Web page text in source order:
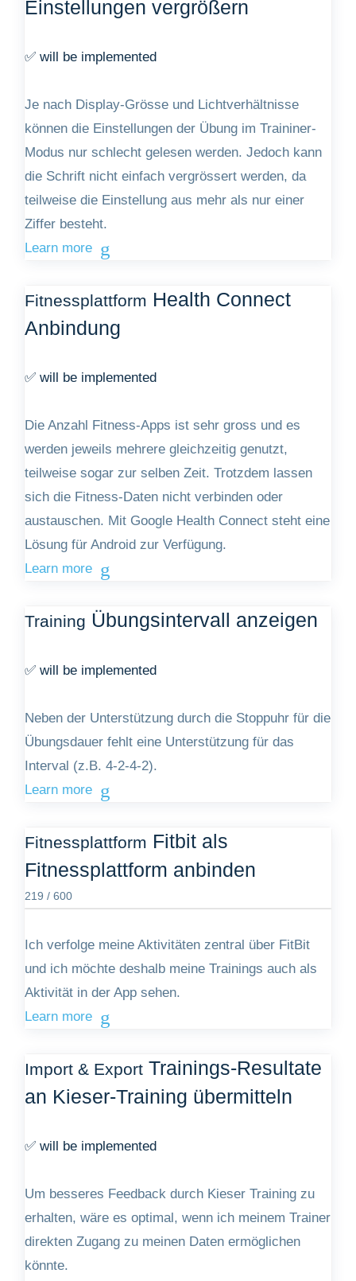
Einstellungen vergrößern
✅ will be implemented
Je nach Display-Grösse und Lichtverhältnisse
können die Einstellungen der Übung im Traininer-
Modus nur schlecht gelesen werden. Jedoch kann
die Schrift nicht einfach vergrössert werden, da
teilweise die Einstellung aus mehr als nur einer
Ziffer besteht.
Learn more
Fitnessplattform Health Connect
Anbindung
✅ will be implemented
Die Anzahl Fitness-Apps ist sehr gross und es
werden jeweils mehrere gleichzeitig genutzt,
teilweise sogar zur selben Zeit. Trotzdem lassen
sich die Fitness-Daten nicht verbinden oder
austauschen. Mit Google Health Connect steht eine
Lösung für Android zur Verfügung.
Learn more
Training Übungsintervall anzeigen
✅ will be implemented
Neben der Unterstützung durch die Stoppuhr für die
Übungsdauer fehlt eine Unterstützung für das
Interval (z.B. 4-2-4-2).
Learn more
Fitnessplattform Fitbit als
Fitnessplattform anbinden
219 / 600
Ich verfolge meine Aktivitäten zentral über FitBit
und ich möchte deshalb meine Trainings auch als
Aktivität in der App sehen.
Learn more
Import & Export Trainings-Resultate
an Kieser-Training übermitteln
✅ will be implemented
Um besseres Feedback durch Kieser Training zu
erhalten, wäre es optimal, wenn ich meinem Trainer
direkten Zugang zu meinen Daten ermöglichen
könnte.